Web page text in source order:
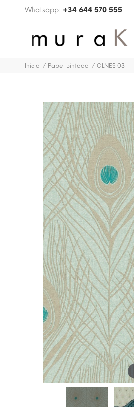
Whatsapp: +34 644 570 555
Inicio Papel pintado OLNES 03